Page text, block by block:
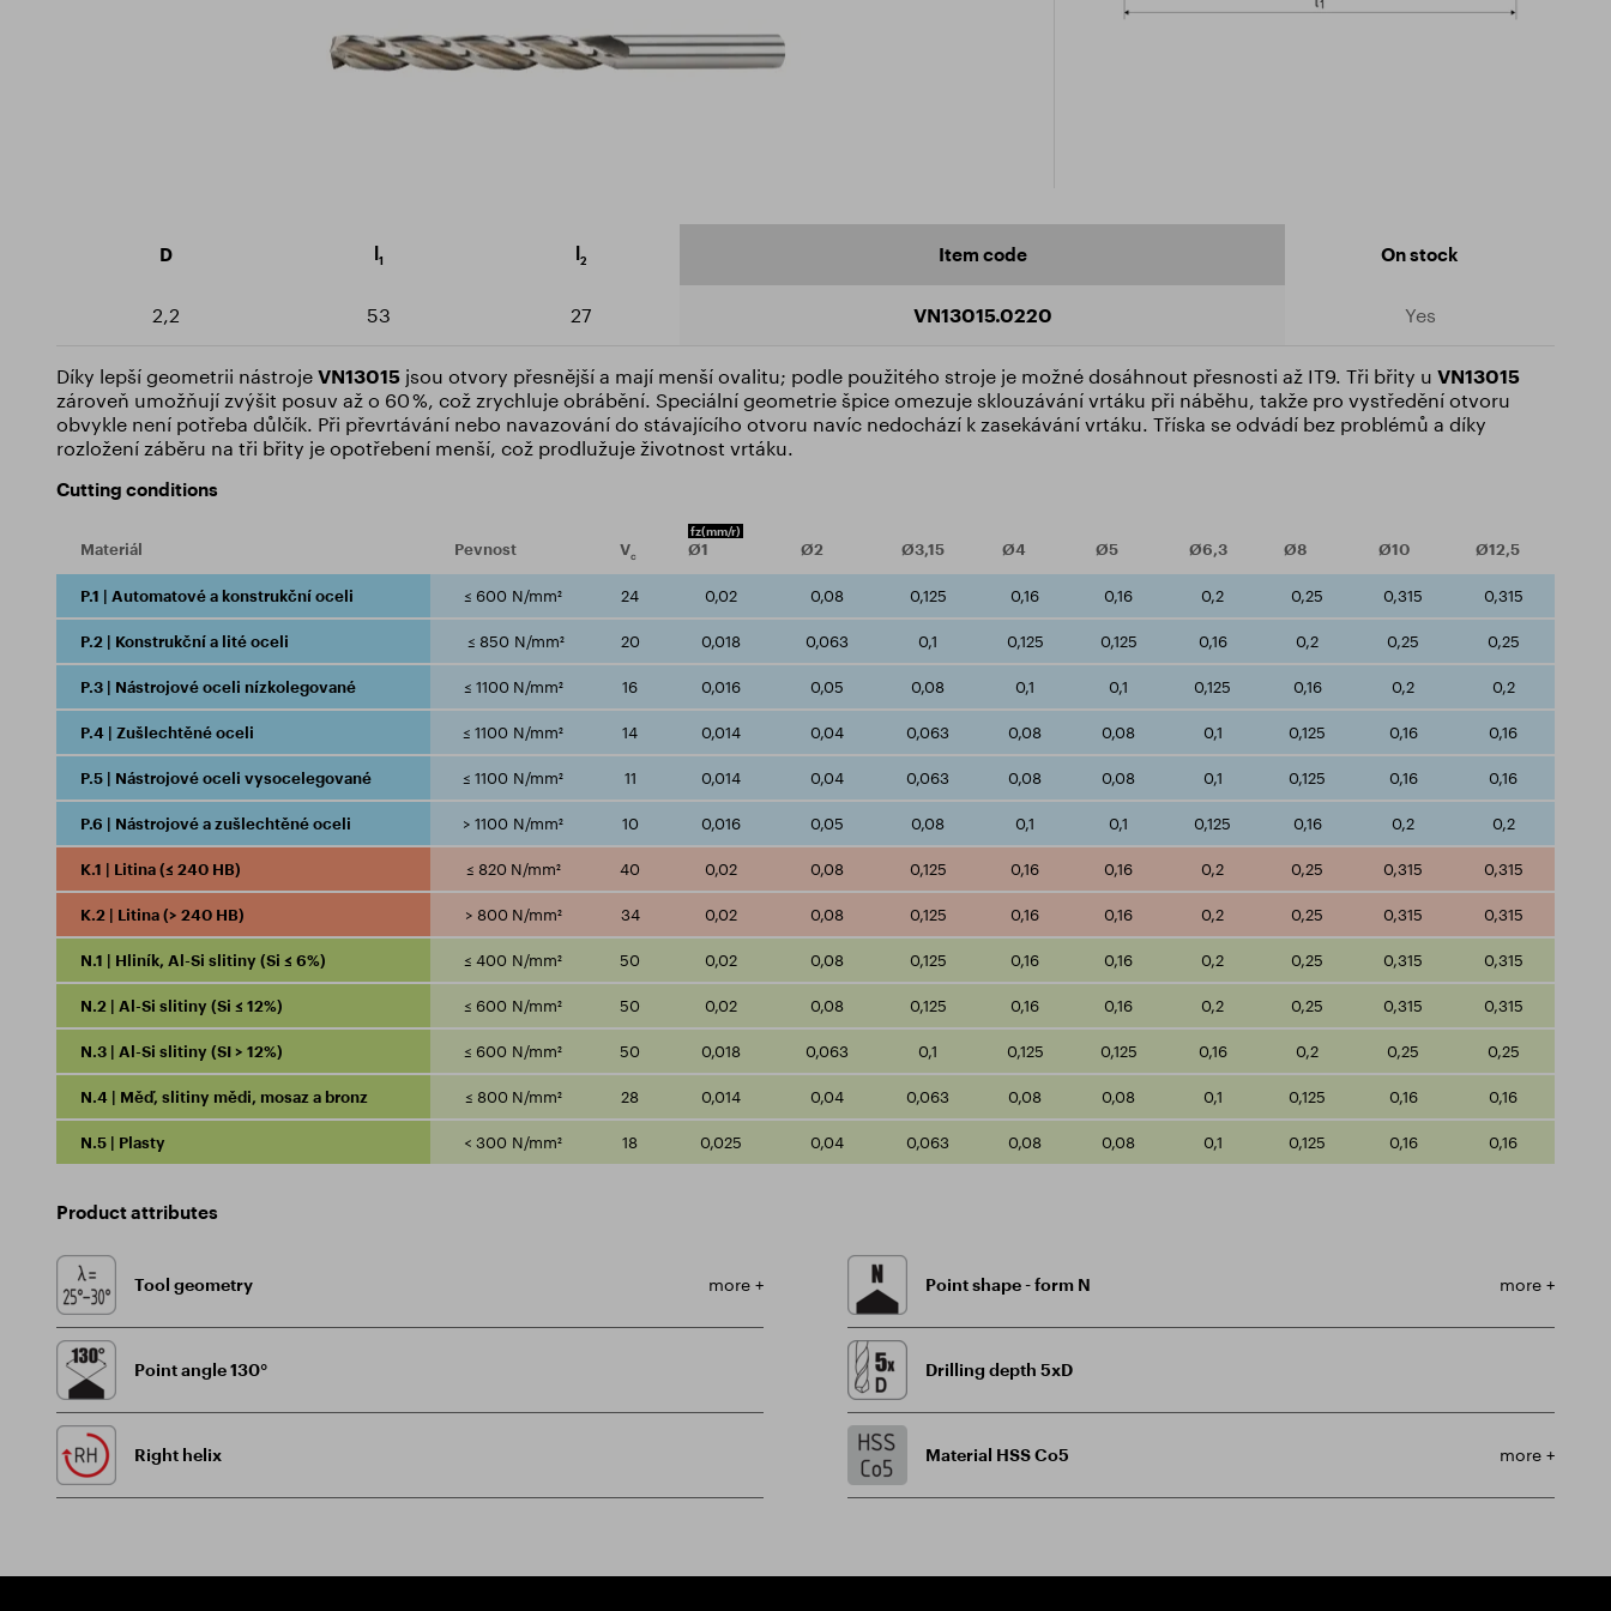
Download catalogue
D l1 l2 Item code On stock
2,2 53 27 VN13015.0220 Yes
Díky lepší geometrii nástroje VN13015 jsou otvory přesnější a mají menší ovalitu; podle použitého stroje je možné dosáhnout přesnosti až IT9. Tři břity u VN13015
zároveň umožňují zvýšit posuv až o 60 %, což zrychluje obrábění. Speciální geometrie špice omezuje sklouzávání vrtáku při náběhu, takže pro vystředění otvoru
obvykle není potřeba důlčík. Při převrtávání nebo navazování do stávajícího otvoru navíc nedochází k zasekávání vrtáku. Tříska se odvádí bez problémů a díky
rozložení záběru na tři břity je opotřebení menší, což prodlužuje životnost vrtáku.
Cutting conditions
Materiál Pevnost Vc
fz(mm/r)
Ø1 Ø2 Ø3,15 Ø4 Ø5 Ø6,3 Ø8 Ø10 Ø12,5
P.1 | Automatové a konstrukční oceli ≤ 600 N/mm² 24 0,02 0,08 0,125 0,16 0,16 0,2 0,25 0,315 0,315
P.2 | Konstrukční a lité oceli ≤ 850 N/mm² 20 0,018 0,063 0,1 0,125 0,125 0,16 0,2 0,25 0,25
P.3 | Nástrojové oceli nízkolegované ≤ 1100 N/mm² 16 0,016 0,05 0,08 0,1 0,1 0,125 0,16 0,2 0,2
P.4 | Zušlechtěné oceli ≤ 1100 N/mm² 14 0,014 0,04 0,063 0,08 0,08 0,1 0,125 0,16 0,16
P.5 | Nástrojové oceli vysocelegované ≤ 1100 N/mm² 11 0,014 0,04 0,063 0,08 0,08 0,1 0,125 0,16 0,16
P.6 | Nástrojové a zušlechtěné oceli > 1100 N/mm² 10 0,016 0,05 0,08 0,1 0,1 0,125 0,16 0,2 0,2
K.1 | Litina (≤ 240 HB) ≤ 820 N/mm² 40 0,02 0,08 0,125 0,16 0,16 0,2 0,25 0,315 0,315
K.2 | Litina (> 240 HB) > 800 N/mm² 34 0,02 0,08 0,125 0,16 0,16 0,2 0,25 0,315 0,315
N.1 | Hliník, Al-Si slitiny (Si ≤ 6%) ≤ 400 N/mm² 50 0,02 0,08 0,125 0,16 0,16 0,2 0,25 0,315 0,315
N.2 | Al-Si slitiny (Si ≤ 12%) ≤ 600 N/mm² 50 0,02 0,08 0,125 0,16 0,16 0,2 0,25 0,315 0,315
N.3 | Al-Si slitiny (SI > 12%) ≤ 600 N/mm² 50 0,018 0,063 0,1 0,125 0,125 0,16 0,2 0,25 0,25
N.4 | Měď, slitiny mědi, mosaz a bronz ≤ 800 N/mm² 28 0,014 0,04 0,063 0,08 0,08 0,1 0,125 0,16 0,16
N.5 | Plasty < 300 N/mm² 18 0,025 0,04 0,063 0,08 0,08 0,1 0,125 0,16 0,16
Product attributes
Tool geometry more +
Point angle 130°
Right helix
Point shape - form N more +
Drilling depth 5xD
Material HSS Co5 more +